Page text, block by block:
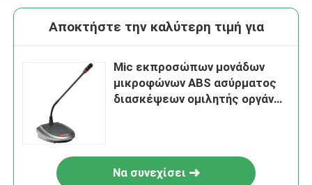
Αποκτήστε την καλύτερη τιμή για
Mic εκπροσώπων μονάδων
μικροφώνων ABS ασύρματος
διασκέψεων ομιλητής οργάνων
Να συνεχίσει